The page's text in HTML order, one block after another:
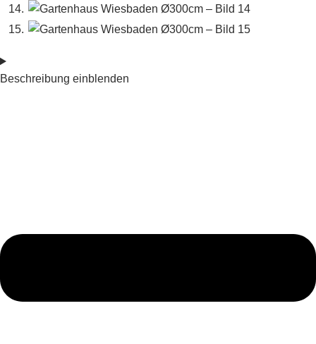
Beschreibung einblenden